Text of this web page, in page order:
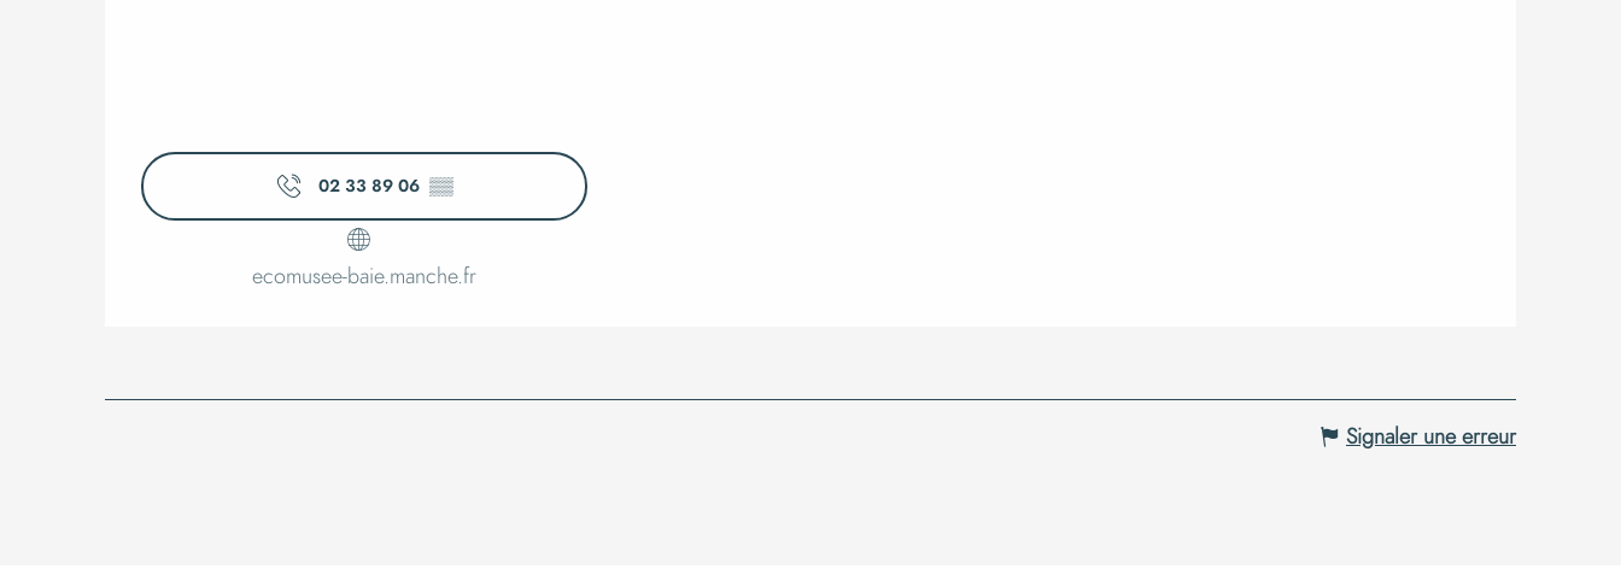
02 33 89 06 ▒▒
ecomusee-baie.manche.fr
Signaler une erreur